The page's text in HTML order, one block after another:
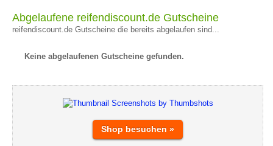
Abgelaufene reifendiscount.de Gutscheine
reifendiscount.de Gutscheine die bereits abgelaufen sind...
Keine abgelaufenen Gutscheine gefunden.
Shop besuchen »